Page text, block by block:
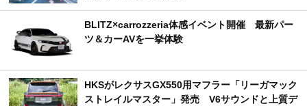
BLITZ×carrozzeria体感イベント開催 最新パー
ツ＆カーAVを一挙体験
HKSがレクサスGX550用マフラー「リーガマック
ストレイルマスター」発売 V6サウンドと上質デ